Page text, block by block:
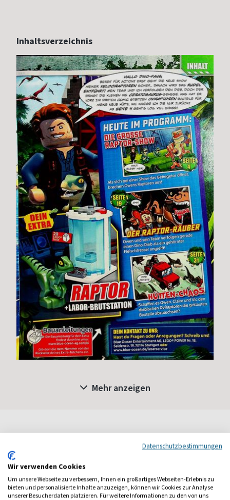
Inhaltsverzeichnis
Mehr anzeigen
Manuela
Datenschutzbestimmungen
Wir verwenden Cookies
Um unsere Webseite zu verbessern, Ihnen ein großartiges Webseiten-Erlebnis zu
bieten und personalisierte Inhalte anzuzeigen, können wir Cookies zur Analyse
unserer Besucherdaten platzieren. Für weitere Informationen zu den von uns